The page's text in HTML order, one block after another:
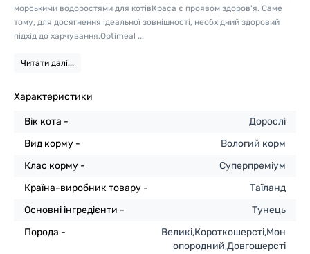
морськими водоростями для котівКраса є проявом здоров'я. Саме
тому, для досягнення ідеальної зовнішності, необхідний здоровий
підхід до харчування.Optimeal ...
Читати далі...
Характеристики
Вік кота -
Дорослі
Вид корму -
Вологий корм
Клас корму -
Суперпреміум
Країна-виробник товару -
Таїланд
Основні інгредієнти -
Тунець
Порода -
Великі,Короткошерсті,Мон
опородний,Довгошерсті